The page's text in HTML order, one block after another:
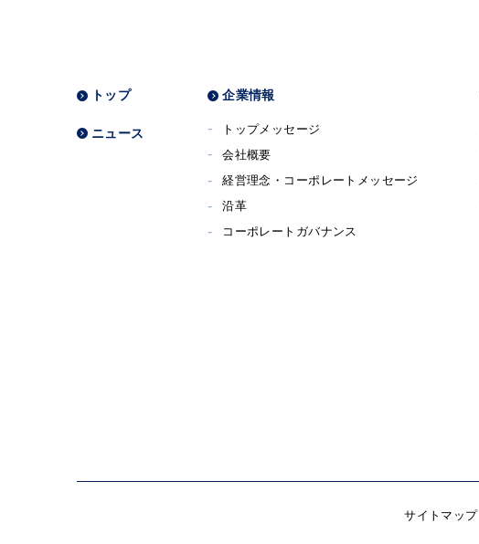
トップ
ニュース
企業情報
トップメッセージ
会社概要
経営理念・コーポレートメッセージ
沿革
コーポレートガバナンス
サイトマップ